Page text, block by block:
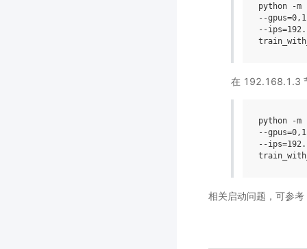
python -
--gpus=0
--ips=192
在 192.168.1.3
python -
--gpus=0
--ips=192
相关启动问题，可参考